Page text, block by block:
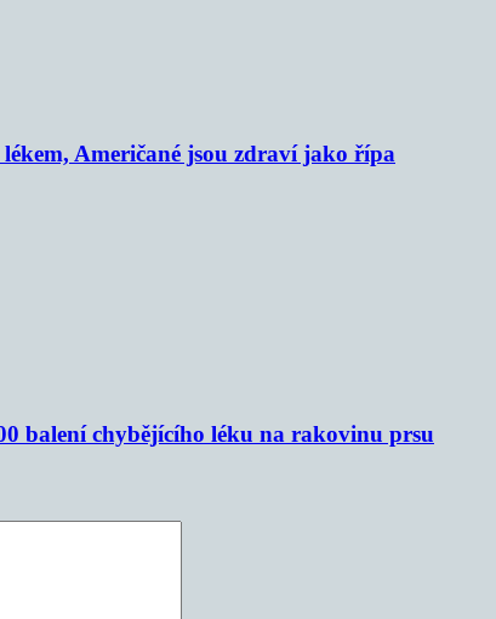
Američané jsou zdraví jako řípa
balení chybějícího léku na rakovinu prsu